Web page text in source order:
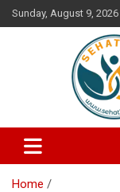
Skip
to
Sunday, August 9, 2026
Sehat365
Your's Complete
Home